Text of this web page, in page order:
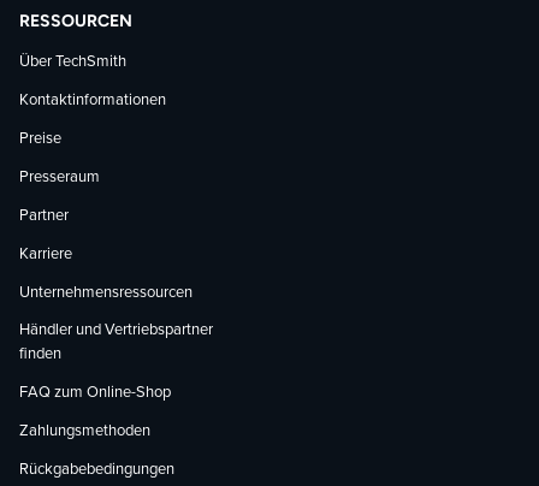
RESSOURCEN
Über TechSmith
Kontaktinformationen
Preise
Presseraum
Partner
Karriere
Unternehmensressourcen
Händler und Vertriebspartner
finden
FAQ zum Online-Shop
Zahlungsmethoden
Rückgabebedingungen